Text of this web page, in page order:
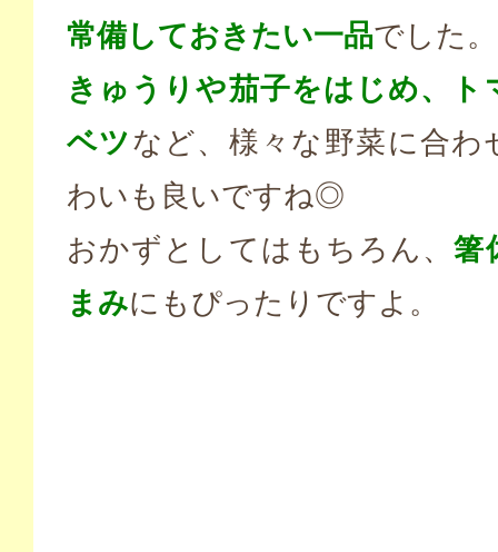
常備しておきたい一品でした。
きゅうりや茄子をはじめ、ト
ベツなど、様々な野菜に合わ
わいも良いですね◎
おかずとしてはもちろん、箸
まみにもぴったりですよ。